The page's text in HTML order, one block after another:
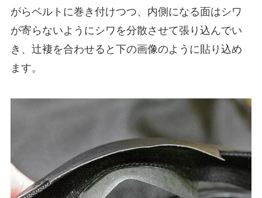
がらベルトに巻き付けつつ、内側になる面はシワ
が寄らないようにシワを分散させて張り込んでい
き、辻褄を合わせると下の画像のように貼り込め
ます。